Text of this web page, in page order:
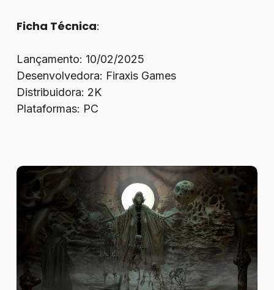
Ficha Técnica:
Lançamento: 10/02/2025
Desenvolvedora: Firaxis Games
Distribuidora: 2K
Plataformas: PC
Review
Tormentum